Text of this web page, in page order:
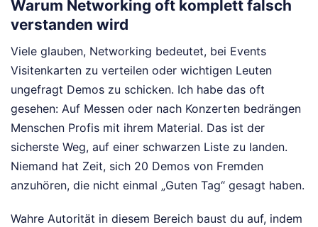
Warum Networking oft komplett falsch
verstanden wird
Viele glauben, Networking bedeutet, bei Events
Visitenkarten zu verteilen oder wichtigen Leuten
ungefragt Demos zu schicken. Ich habe das oft
gesehen: Auf Messen oder nach Konzerten bedrängen
Menschen Profis mit ihrem Material. Das ist der
sicherste Weg, auf einer schwarzen Liste zu landen.
Niemand hat Zeit, sich 20 Demos von Fremden
anzuhören, die nicht einmal „Guten Tag“ gesagt haben.
Wahre Autorität in diesem Bereich baust du auf, indem